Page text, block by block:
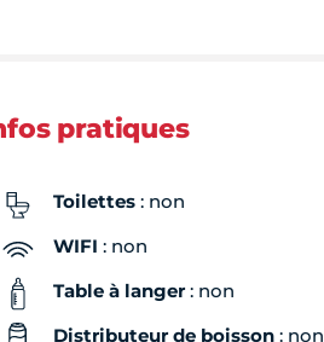
pratiques
Toilettes: non
WIFI : non
Table à langer: non
Distributeur de boisson: non